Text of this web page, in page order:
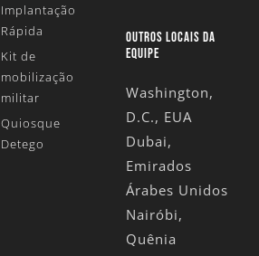
Implantação
Rápida
Kit de
mobilização
militar
Quiosque
Detego
OUTROS LOCAIS DA
EQUIPE
Washington,
D.C., EUA
Dubai,
Emirados
Árabes Unidos
Nairóbi,
Quênia